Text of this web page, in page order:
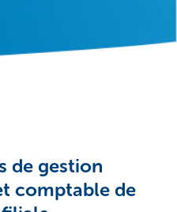
de gestion
comptable de